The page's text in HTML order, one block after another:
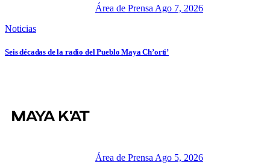
Área de Prensa Ago 7, 2026
Noticias
Seis décadas de la radio del Pueblo Maya Ch’orti’
Área de Prensa Ago 5, 2026